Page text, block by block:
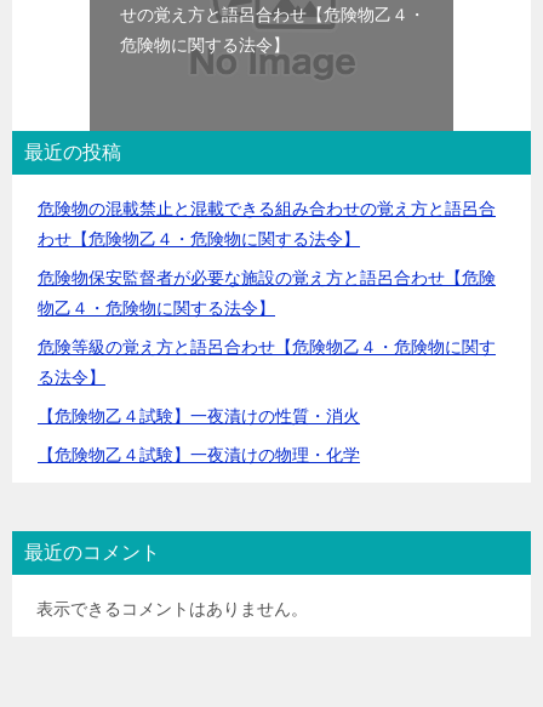
せの覚え方と語呂合わせ【危険物乙４・
危険物に関する法令】
最近の投稿
危険物の混載禁止と混載できる組み合わせの覚え方と語呂合
わせ【危険物乙４・危険物に関する法令】
危険物保安監督者が必要な施設の覚え方と語呂合わせ【危険
物乙４・危険物に関する法令】
危険等級の覚え方と語呂合わせ【危険物乙４・危険物に関す
る法令】
【危険物乙４試験】一夜漬けの性質・消火
【危険物乙４試験】一夜漬けの物理・化学
最近のコメント
表示できるコメントはありません。